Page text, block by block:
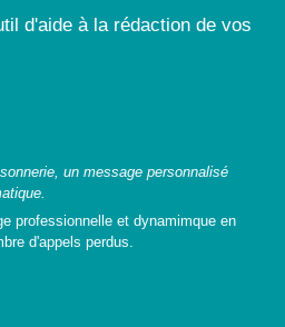
d'aide à la rédaction de vos
un message personnalisé
professionnelle et dynamimque en
d'appels perdus.